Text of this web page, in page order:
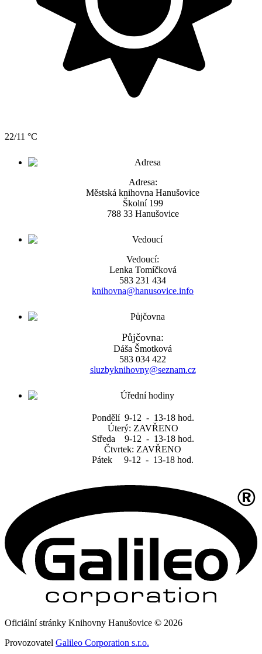
22/11 °C
Adresa:
Městská knihovna Hanušovice
Školní 199
788 33 Hanušovice
Vedoucí:
Lenka Tomíčková
583 231 434
knihovna@hanusovice.info
Půjčovna:
Dáša Šmotková
583 034 422
sluzbyknihovny@seznam.cz
Pondělí 9-12 - 13-18 hod.
Úterý: ZAVŘENO
Středa 9-12 - 13-18 hod.
Čtvrtek: ZAVŘENO
Pátek 9-12 - 13-18 hod.
Oficiální stránky Knihovny Hanušovice © 2026
Provozovatel Galileo Corporation s.r.o.